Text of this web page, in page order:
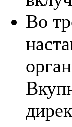
Во